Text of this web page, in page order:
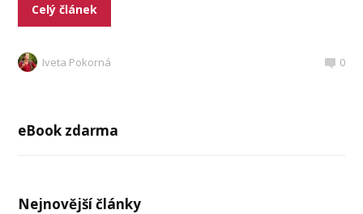
Celý článek
Iveta Pokorná 0
eBook zdarma
Nejnovější články